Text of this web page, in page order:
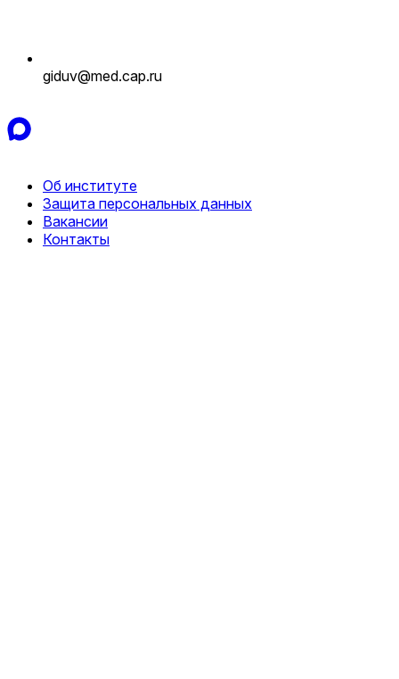
giduv@med.cap.ru
Об институте
Защита персональных данных
Вакансии
Контакты